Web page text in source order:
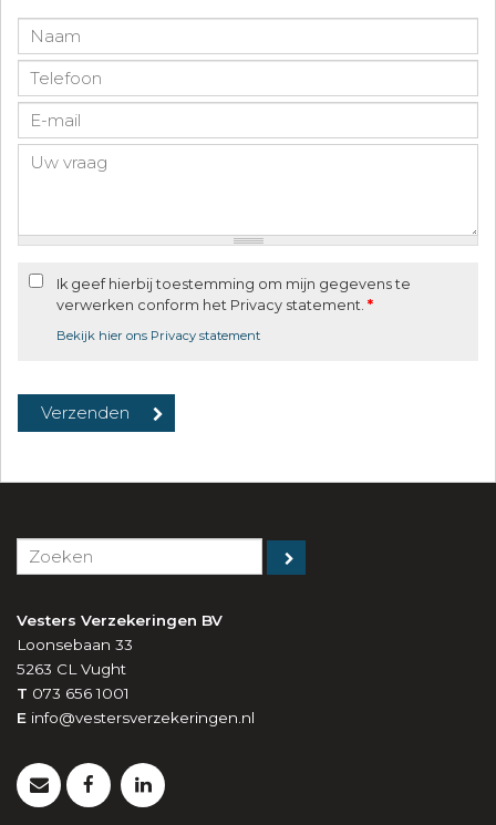
Ik geef hierbij toestemming om mijn gegevens te
verwerken conform het Privacy statement. *
Bekijk hier ons Privacy statement
Vesters Verzekeringen BV
Loonsebaan 33
5263 CL Vught
T 073 656 1001
E info@vestersverzekeringen.nl